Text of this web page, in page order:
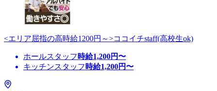
<エリア屈指の高時給1200円～>ココイチstaff(高校生ok)
ホールスタッフ 時給1,200円〜
キッチンスタッフ 時給1,200円〜